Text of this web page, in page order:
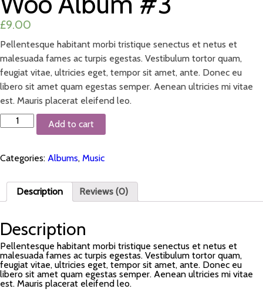
£9.00
Pellentesque habitant morbi tristique senectus et netus et
malesuada fames ac turpis egestas. Vestibulum tortor quam,
feugiat vitae, ultricies eget, tempor sit amet, ante. Donec eu
libero sit amet quam egestas semper. Aenean ultricies mi vitae
est. Mauris placerat eleifend leo.
Woo
Album
Add to cart
Categories: Albums, Music
Description Reviews (0)
Description
Pellentesque habitant morbi tristique senectus et netus et
malesuada fames ac turpis egestas. Vestibulum tortor quam,
feugiat vitae, ultricies eget, tempor sit amet, ante. Donec eu
libero sit amet quam egestas semper. Aenean ultricies mi vitae
est. Mauris placerat eleifend leo.